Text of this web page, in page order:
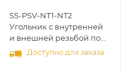
SS-PSV-NT1-NT2
Угольник с внутренней
и внешней резьбой под
45°, [NPT 1/16" - NPT 1/8"],
нерж.сталь 316
Доступно для заказа